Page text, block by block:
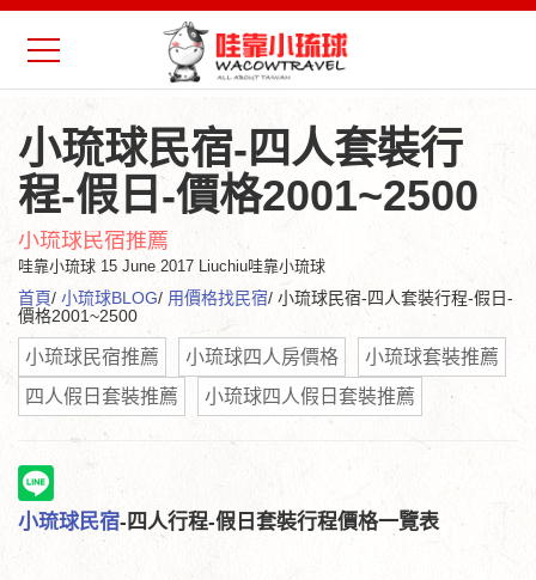
小琉球民宿-四人套裝行
程-假日-價格2001~2500
小琉球民宿推薦
哇靠小琉球 15 June 2017 Liuchiu哇靠小琉球
首頁/ 小琉球BLOG/ 用價格找民宿/ 小琉球民宿-四人套裝行程-假日-
價格2001~2500
小琉球民宿推薦 小琉球四人房價格
小琉球套裝推薦
四人假日套裝推薦
小琉球四人假日套裝推薦
小琉球民宿-四人行程-假日套裝行程價格一覽表